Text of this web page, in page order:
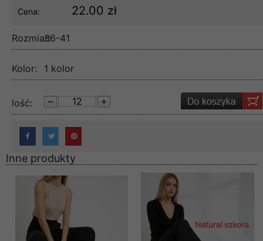
Cena: 22.00 zł
Rozmiar:36-41
Kolor: 1 kolor
lość:
Inne produkty